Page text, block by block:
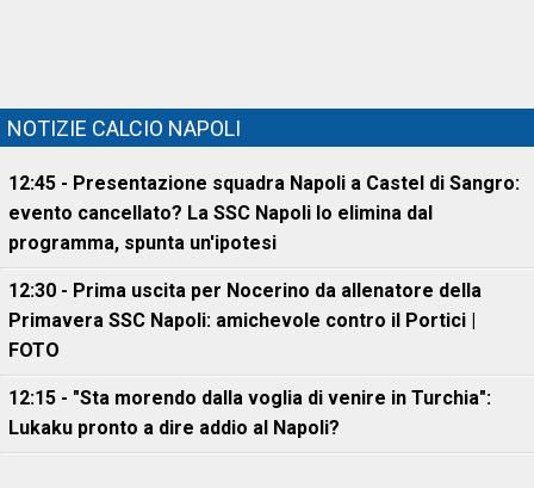
NOTIZIE CALCIO NAPOLI
12:45 - Presentazione squadra Napoli a Castel di Sangro:
evento cancellato? La SSC Napoli lo elimina dal
programma, spunta un'ipotesi
12:30 - Prima uscita per Nocerino da allenatore della
Primavera SSC Napoli: amichevole contro il Portici |
FOTO
12:15 - "Sta morendo dalla voglia di venire in Turchia":
Lukaku pronto a dire addio al Napoli?